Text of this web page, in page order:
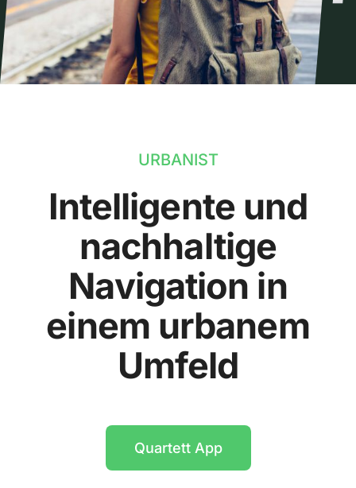
URBANIST
Intelligente und
nachhaltige
Navigation in
einem urbanem
Umfeld
Quartett App